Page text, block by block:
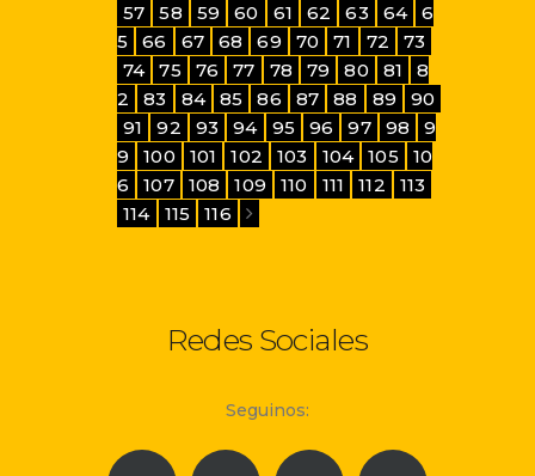
57
58 59 60 61 62 63 64
6
5
66 67 68 69 70 71 72
73
74
75 76 77 78 79 80 81
8
2
83 84 85 86 87 88 89
90
91
92 93 94 95 96 97 98
9
9
100 101 102 103 104 105
10
6
107 108 109 110 111 112
113
114
115 116
Redes Sociales
Seguinos: